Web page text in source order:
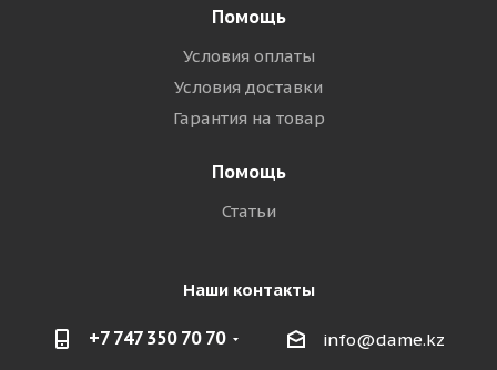
Помощь
Условия оплаты
Условия доставки
Гарантия на товар
Помощь
Статьи
Наши контакты
+7 747 350 70 70 info@dame.kz